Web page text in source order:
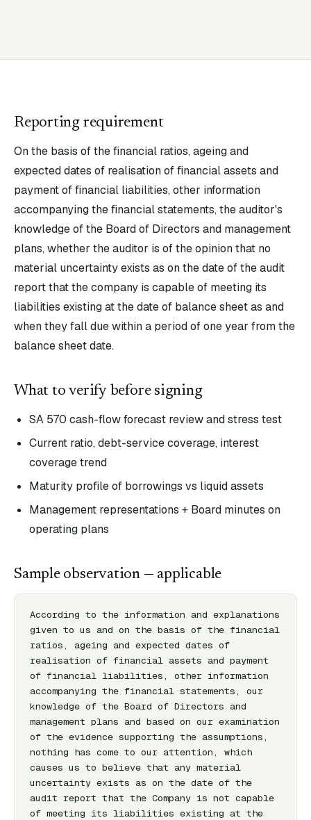
Reporting requirement
On the basis of the financial ratios, ageing and
expected dates of realisation of financial assets and
payment of financial liabilities, other information
accompanying the financial statements, the auditor's
knowledge of the Board of Directors and management
plans, whether the auditor is of the opinion that no
material uncertainty exists as on the date of the audit
report that the company is capable of meeting its
liabilities existing at the date of balance sheet as and
when they fall due within a period of one year from the
balance sheet date.
What to verify before signing
SA 570 cash-flow forecast review and stress test
Current ratio, debt-service coverage, interest
coverage trend
Maturity profile of borrowings vs liquid assets
Management representations + Board minutes on
operating plans
Sample observation — applicable
According to the information and explanations
given to us and on the basis of the financial
ratios, ageing and expected dates of
realisation of financial assets and payment
of financial liabilities, other information
accompanying the financial statements, our
knowledge of the Board of Directors and
management plans and based on our examination
of the evidence supporting the assumptions,
nothing has come to our attention, which
causes us to believe that any material
uncertainty exists as on the date of the
audit report that the Company is not capable
of meeting its liabilities existing at the